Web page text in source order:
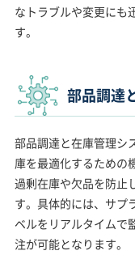
なトラブルや変更にも
す。
部品調達
部品調達と在庫管理シ
庫を最適化するための
過剰在庫や欠品を防止
す。具体的には、サプ
ベルをリアルタイムで
注が可能となります。